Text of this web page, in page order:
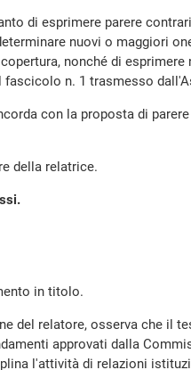
di esprimere parere
nuovi o maggiori
nonché di esprimere
n. 1 trasmesso
con la proposta di
della relatrice.
in titolo.
del relatore, osserva che il
approvati dalla
l'attività di relazioni